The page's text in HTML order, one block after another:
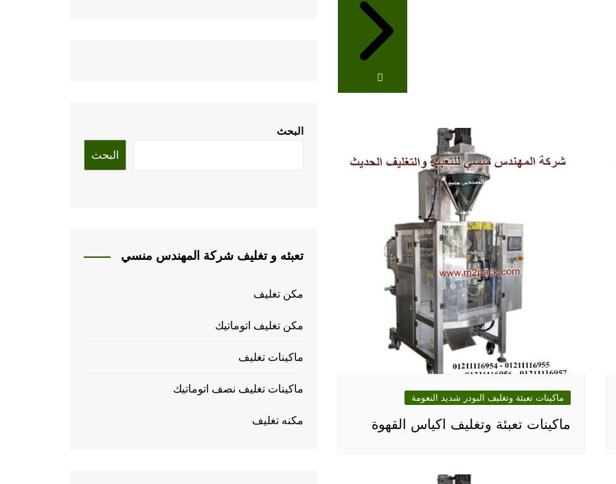
ماكينات تعبئة وتغليف البودر شديد النعومة
ماكينات تعبئة وتغليف اكياس القهوة
البحث
البحث
تعبئه و تغليف شركة المهندس منسي
مكن تغليف
مكن تغليف اتوماتيك
ماكينات تغليف
ماكينات تغليف نصف اتوماتيك
مكنه تغليف